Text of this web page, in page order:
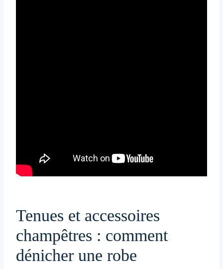
Tenues et accessoires
champêtres : comment
dénicher une robe